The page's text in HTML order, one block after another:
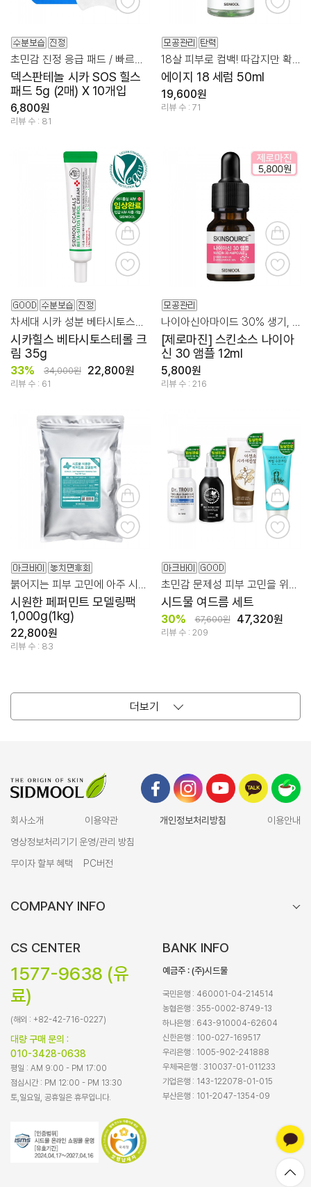
덱스판테놀 시카 SOS 힐스
패드 5g (2매) X 10개입
6,800원
리뷰 수 : 81
에이지 18 세럼 50ml
19,600원
리뷰 수 : 71
시카힐스 베타시토스테롤 크
림 35g
33% 34,000원 22,800원
리뷰 수 : 61
[제로마진] 스킨소스 나이아
신 30 앰플 12ml
5,800원
리뷰 수 : 216
시원한 페퍼민트 모델링팩
1,000g(1kg)
22,800원
리뷰 수 : 83
시드물 여드름 세트
30% 67,600원 47,320원
리뷰 수 : 209
더보기
회사소개 이용약관 개인정보처리방침
이용안내
영상정보처리기기 운영/관리 방침
무이자 할부 혜택
PC버전
COMPANY INFO
CS CENTER
1577-9638 (유
료)
(해외 : +82-42-716-0227)
대량 구매 문의 :
010-3428-0638
평일 : AM 9:00 - PM 17:00
점심시간 : PM 12:00 - PM 13:30
토,일요일, 공휴일은 휴무입니다.
BANK INFO
예금주 : (주)시드물
국민은행 : 460001-04-214514
농협은행 : 355-0002-8749-13
하나은행 : 643-910004-62604
신한은행 : 100-027-169517
우리은행 : 1005-902-241888
우체국은행 : 310037-01-011233
기업은행 : 143-122078-01-015
부산은행 : 101-2047-1354-09